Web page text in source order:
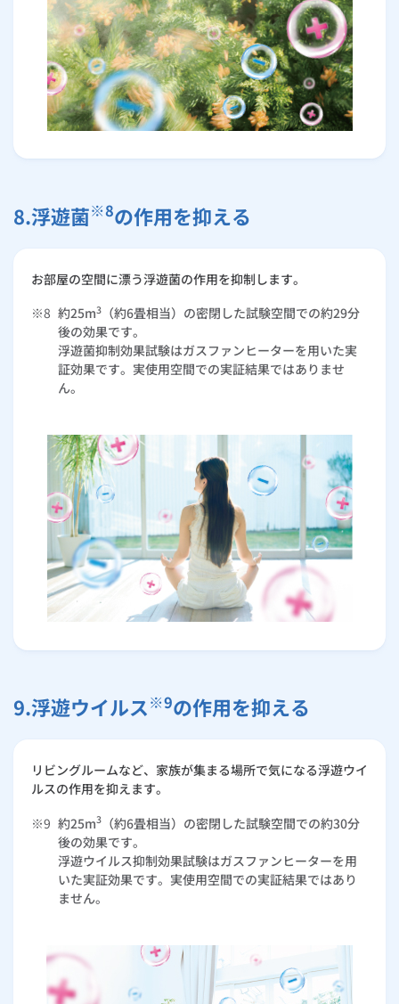
8.浮遊菌※8の作用を抑える
お部屋の空間に漂う浮遊菌の作用を抑制します。
※8 約25m3 （約6畳相当）の密閉した試験空間での約29分
後の効果です。
浮遊菌抑制効果試験はガスファンヒーターを用いた実
証効果です。実使用空間での実証結果ではありませ
ん。
9.浮遊ウイルス※9の作用を抑える
リビングルームなど、家族が集まる場所で気になる浮遊ウイ
ルスの作用を抑えます。
※9 約25m3 （約6畳相当）の密閉した試験空間での約30分
後の効果です。
浮遊ウイルス抑制効果試験はガスファンヒーターを用
いた実証効果です。実使用空間での実証結果ではあり
ません。